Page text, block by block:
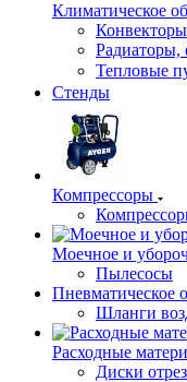
Климатическое
Конвекторы
Радиаторы,
Тепловые
Стенды
Компрессоры
Моечное и
Пылесосы
Пневматическое
Шланги
Расходные
Диски